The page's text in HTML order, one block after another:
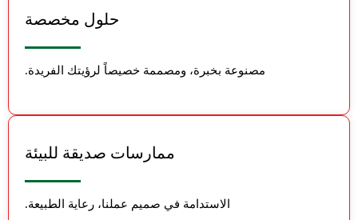
حلول مخصصة
مصنوعة بخبرة، ومصممة خصيصاً لرؤيتك الفريدة.
ممارسات صديقة للبيئة
الاستدامة في صميم عملنا، رعاية الطبيعة.